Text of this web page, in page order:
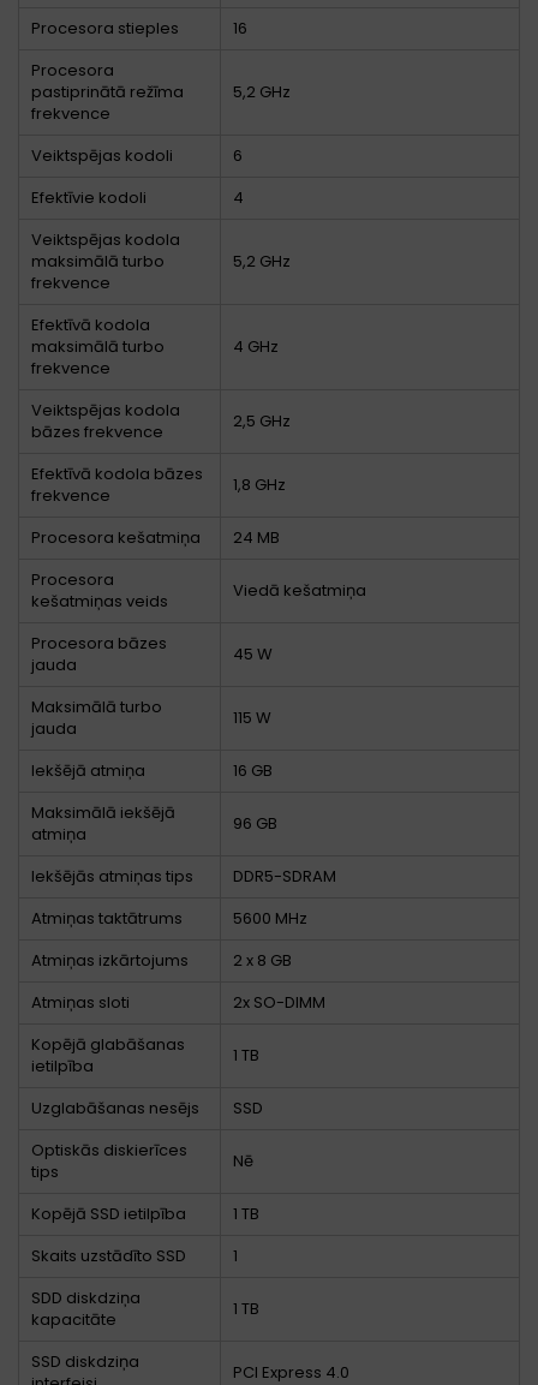
Procesora stieples
16
Procesora
pastiprinātā režīma
frekvence
5,2 GHz
Veiktspējas kodoli
6
Efektīvie kodoli
4
Veiktspējas kodola
maksimālā turbo
frekvence
5,2 GHz
Efektīvā kodola
maksimālā turbo
frekvence
4 GHz
Veiktspējas kodola
bāzes frekvence
2,5 GHz
Efektīvā kodola bāzes
frekvence
1,8 GHz
Procesora kešatmiņa
24 MB
Procesora
kešatmiņas veids
Viedā kešatmiņa
Procesora bāzes
jauda
45 W
Maksimālā turbo
jauda
115 W
Iekšējā atmiņa
16 GB
Maksimālā iekšējā
atmiņa
96 GB
Iekšējās atmiņas tips
DDR5-SDRAM
Atmiņas taktātrums
5600 MHz
Atmiņas izkārtojums
2 x 8 GB
Atmiņas sloti
2x SO-DIMM
Kopējā glabāšanas
ietilpība
1 TB
Uzglabāšanas nesējs
SSD
Optiskās diskierīces
tips
Nē
Kopējā SSD ietilpība
1 TB
Skaits uzstādīto SSD
1
SDD diskdziņa
kapacitāte
1 TB
SSD diskdziņa
PCI Express 4.0